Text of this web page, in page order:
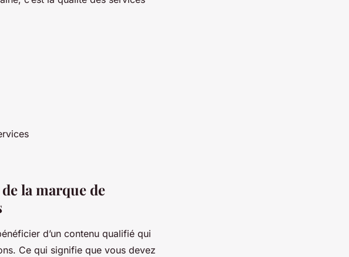
la marque de
d’un contenu qualifié qui
Ce qui signifie que vous devez